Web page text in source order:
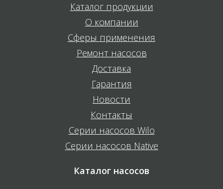
Каталог продукции
О компании
Сферы применения
Ремонт насосов
Доставка
Гарантия
Новости
Контакты
Серии насосов Wilo
Серии насосов Native
Каталог насосов